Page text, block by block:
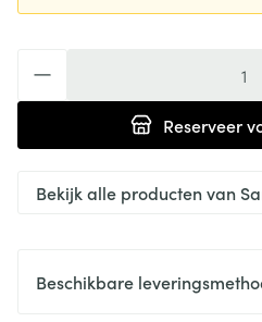
Reserveer
Bekijk alle producten van
Beschikbare